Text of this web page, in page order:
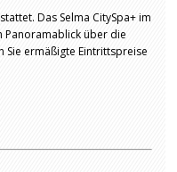
Das Selma CitySpa+ im
Panoramablick über die
Sie ermäßigte Eintrittspreise